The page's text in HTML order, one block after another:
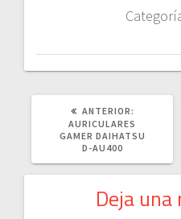
ANTERIOR:
ANTERIOR:
AURICULARES
GAMER DAIHATSU
D-AU400
Deja